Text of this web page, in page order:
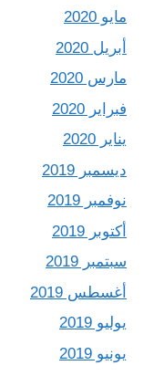
مايو 2020
أبريل 2020
مارس 2020
فبراير 2020
يناير 2020
ديسمبر 2019
نوفمبر 2019
أكتوبر 2019
سبتمبر 2019
أغسطس 2019
يوليو 2019
يونيو 2019